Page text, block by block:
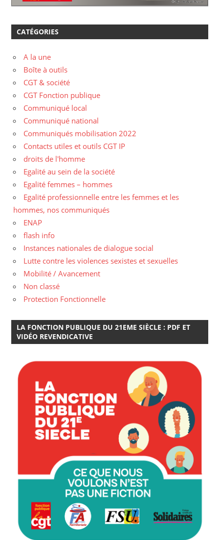
CATÉGORIES
A la une
Boîte à outils
CGT & société
CGT Fonction publique
Communiqué local
Communiqué national
Communiqués mobilisation 2022
Contacts utiles et outils CGT IP
droits de l'homme
Egalité au sein de la société
Egalité femmes – hommes
Egalité professionnelle entre les femmes et les
hommes, nos communiqués
ENAP
flash info
Instances nationales de dialogue social
Lutte contre les violences sexistes et sexuelles
Mobilité / Avancement
Non classé
Protection Fonctionnelle
LA FONCTION PUBLIQUE DU 21EME SIÈCLE : PDF ET
VIDÉO REVENDICATIVE